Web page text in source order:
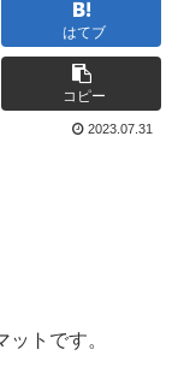
はてブ
コピー
2023.07.31
トです。